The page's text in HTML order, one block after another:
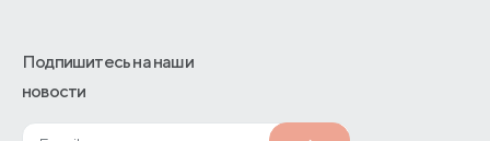
Подпишитесь на наши
новости